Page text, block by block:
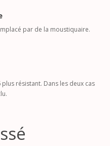
par de la moustiquaire.
plus résistant. Dans les deux cas